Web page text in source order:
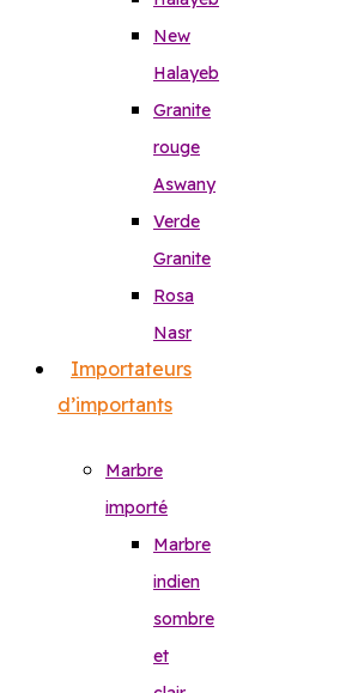
New
Halayeb
Granite
rouge
Aswany
Verde
Granite
Rosa
Nasr
Importateurs
d’importants
Marbre
importé
Marbre
indien
sombre
et